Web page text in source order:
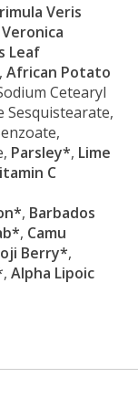
Veris
Veronica
Leaf
, African Potato
Cetearyl
Sesquistearate,
Parsley*, Lime
C
, Barbados
, Camu
Berry*,
Alpha Lipoic